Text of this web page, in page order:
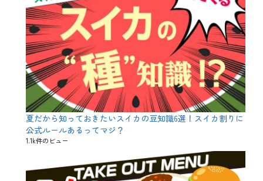
夏だから知っておきたいスイカの豆知識6選！スイカ割りに
公式ルールあるってマジ？
1.1k件のビュー